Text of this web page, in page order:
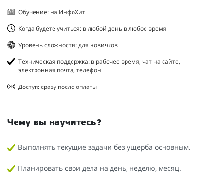
Обучение: на ИнфоХит
Когда будете учиться: в любой день в любое время
Уровень сложности: для новичков
Техническая поддержка: в рабочее время, чат на сайте,
электронная почта, телефон
Доступ: сразу после оплаты
Чему вы научитесь?
Выполнять текущие задачи без ущерба основным.
Планировать свои дела на день, неделю, месяц.